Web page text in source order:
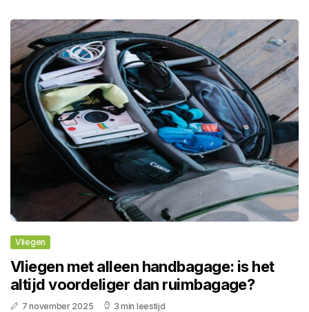
Vliegen
Vliegen met alleen handbagage: is het
altijd voordeliger dan ruimbagage?
7 november 2025 3 min leestijd